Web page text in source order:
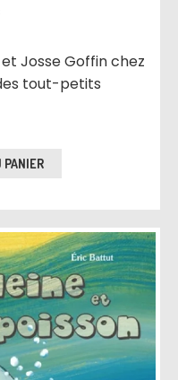
Josse Goffin chez
tout-petits